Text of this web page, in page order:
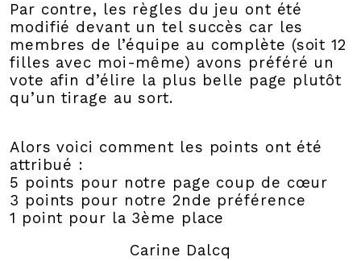
Par contre, les règles du jeu ont été
modifié devant un tel succès car les
membres de l’équipe au complète (soit 12
filles avec moi-même) avons préféré un
vote afin d’élire la plus belle page plutôt
qu’un tirage au sort.
Alors voici comment les points ont été
attribué :
5 points pour notre page coup de cœur
3 points pour notre 2nde préférence
1 point pour la 3ème place
Carine Dalcq